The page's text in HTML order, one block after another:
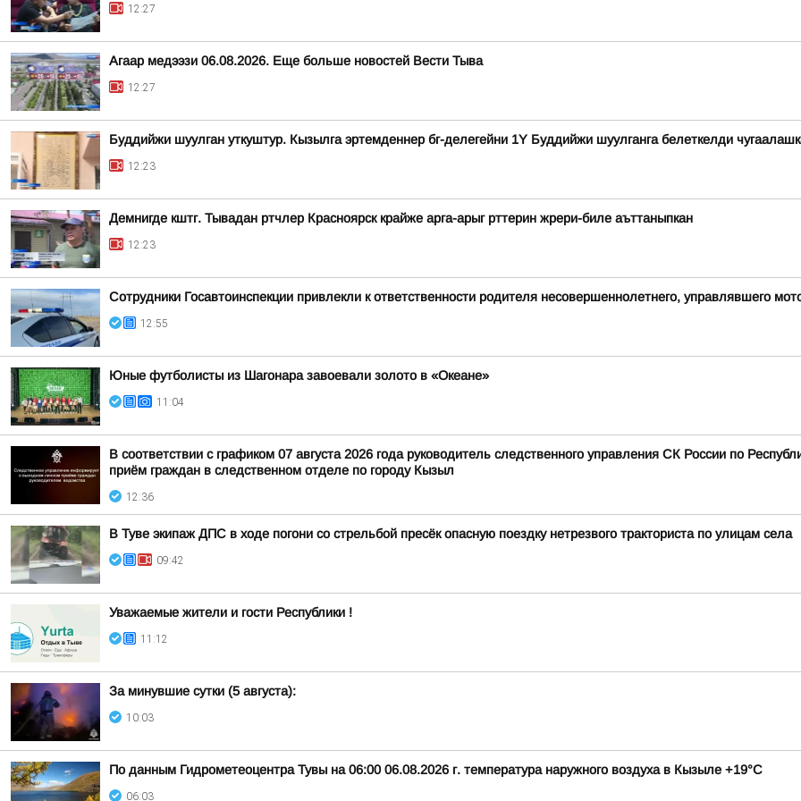
12:27
Агаар медээзи 06.08.2026. Еще больше новостей Вести Тыва
12:27
Буддийжи шуулган уткуштур. Кызылга эртемденнер бг-делегейни 1Y Буддийжи шуулганга белеткелди
12:23
Демнигде кштг. Тывадан ртчлер Красноярск крайже арга-арыг рттерин жрери-биле аъттаныпкан
12:23
Сотрудники Госавтоинспекции привлекли к ответственности родителя несовершеннолетнего, управлявшего
12:55
Юные футболисты из Шагонара завоевали золото в «Океане»
11:04
В соответствии с графиком 07 августа 2026 года руководитель следственного управления СК России по
приём граждан в следственном отделе по городу Кызыл
12:36
В Туве экипаж ДПС в ходе погони со стрельбой пресёк опасную поездку нетрезвого тракториста по улицам села
09:42
Уважаемые жители и гости Республики !
11:12
За минувшие сутки (5 августа):
10:03
По данным Гидрометеоцентра Тувы на 06:00 06.08.2026 г. температура наружного воздуха в Кызыле +19°С
06:03